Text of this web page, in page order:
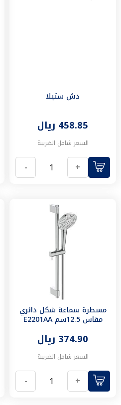
خارجية
اضاءة
ادوات
صحية
خلاطات
دش
شطاف
خلاط
مطبخ
مغاسل
مغاسل
معلقة
أرضية
احواض
مغاسل
مرايا
قواعد
مغاسل
خزانات
مغاسل
البانيوهات
و
دش ستيلا
458.85 ريال
السعر شامل الضريبة
+
-
مسطرة سماعة شكل دائري
مقاس 12.5سم E2201AA
374.90 ريال
السعر شامل الضريبة
+
-